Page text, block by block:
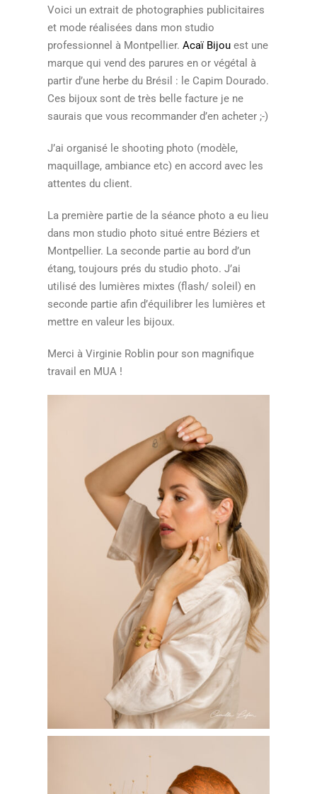
Voici un extrait de photographies publicitaires
et mode réalisées dans mon studio
professionnel à Montpellier. Acaï Bijouest une
marque qui vend des parures en or végétal à
partir d’une herbe du Brésil : le Capim Dourado.
Ces bijoux sont de très belle facture je ne
saurais que vous recommander d’en acheter ;-)
J’ai organisé le shooting photo (modèle,
maquillage, ambiance etc) en accord avec les
attentes du client.
La première partie de la séance photo a eu lieu
dans mon studio photo situé entre Béziers et
Montpellier. La seconde partie au bord d’un
étang, toujours prés du studio photo. J’ai
utilisé des lumières mixtes (flash/ soleil) en
seconde partie afin d’équilibrer les lumières et
mettre en valeur les bijoux.
Merci à Virginie Roblin pour son magnifique
travail en MUA !